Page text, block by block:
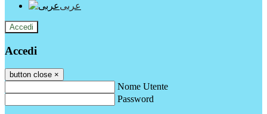
عربى
Accedi
Accedi
button close ×
Nome Utente
Password